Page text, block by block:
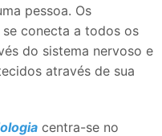
pessoa. Os
conecta a todos os
do sistema nervoso e
através de sua
centra-se no